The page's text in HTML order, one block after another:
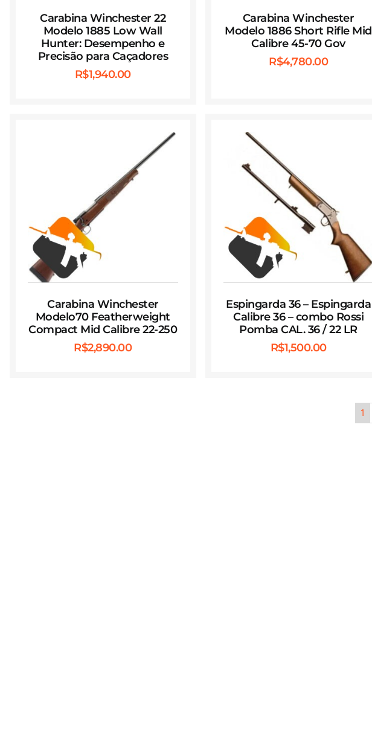
Carabina Winchester 22
Modelo 1885 Low Wall
Hunter: Desempenho e
Precisão para Caçadores
R$1,940.00
Carabina Winchester
Modelo 1886 Short Rifle Mid
Calibre 45-70 Gov
R$4,780.00
Carabina Winchester
Modelo70 Featherweight
Compact Mid Calibre 22-250
R$2,890.00
Espingarda 36 – Espingarda
Calibre 36 – combo Rossi
Pomba CAL. 36 / 22 LR
R$1,500.00
1